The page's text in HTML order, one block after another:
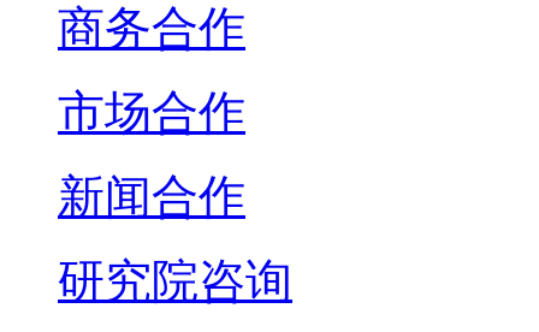
商务合作
市场合作
新闻合作
研究院咨询